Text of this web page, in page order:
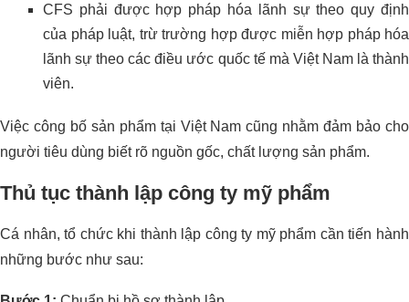
CFS phải được hợp pháp hóa lãnh sự theo quy định
của pháp luật, trừ trường hợp được miễn hợp pháp hóa
lãnh sự theo các điều ước quốc tế mà Việt Nam là thành
viên.
Việc công bố sản phẩm tại Việt Nam cũng nhằm đảm bảo cho
người tiêu dùng biết rõ nguồn gốc, chất lượng sản phẩm.
Thủ tục thành lập công ty mỹ phẩm
Cá nhân, tổ chức khi thành lập công ty mỹ phẩm cần tiến hành
những bước như sau: